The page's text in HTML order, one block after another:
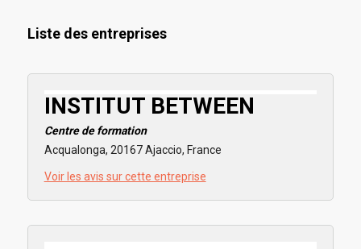
Liste des entreprises
INSTITUT BETWEEN
Centre de formation
Acqualonga, 20167 Ajaccio, France
Voir les avis sur cette entreprise